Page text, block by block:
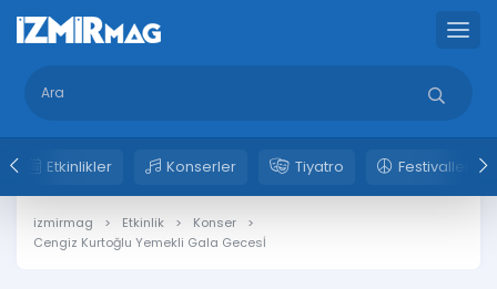
Etkinlikler Konserler Tiyatro Festivaller
izmirmag Etkinlik
Konser
Cengiz Kurtoğlu Yemekli Gala Gecesİ